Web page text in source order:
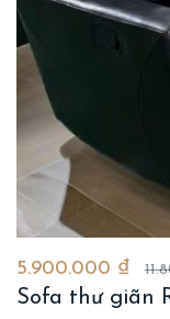
5.900.000 ₫
Sofa thư giãn